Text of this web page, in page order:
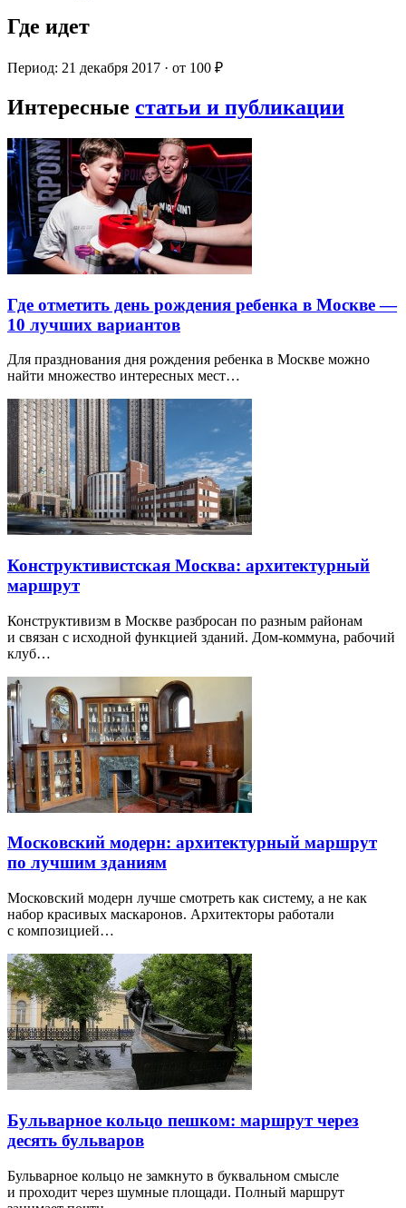
Где идет
Период: 21 декабря 2017 · от 100 ₽
Интересные статьи и публикации
Где отметить день рождения ребенка в Москве —
10 лучших вариантов
Для празднования дня рождения ребенка в Москве можно
найти множество интересных мест…
Конструктивистская Москва: архитектурный
маршрут
Конструктивизм в Москве разбросан по разным районам
и связан с исходной функцией зданий. Дом-коммуна, рабочий
клуб…
Московский модерн: архитектурный маршрут
по лучшим зданиям
Московский модерн лучше смотреть как систему, а не как
набор красивых маскаронов. Архитекторы работали
с композицией…
Бульварное кольцо пешком: маршрут через
десять бульваров
Бульварное кольцо не замкнуто в буквальном смысле
и проходит через шумные площади. Полный маршрут